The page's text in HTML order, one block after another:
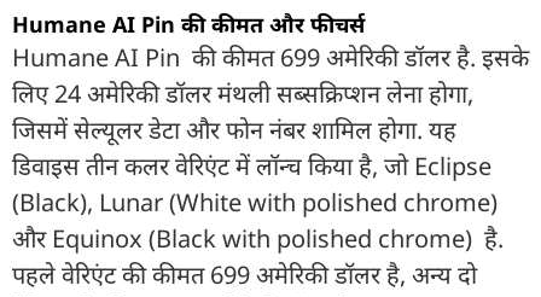
Humane AI Pin की कीमत और फीचर्स
Humane AI Pin की कीमत 699 अमेरिकी डॉलर है. इसके
लिए 24 अमेरिकी डॉलर मंथली सब्सक्रिप्शन लेना होगा,
जिसमें सेल्यूलर डेटा और फोन नंबर शामिल होगा. यह
डिवाइस तीन कलर वेरिएंट में लॉन्च किया है, जो Eclipse
(Black), Lunar (White with polished chrome)
और Equinox (Black with polished chrome) है.
पहले वेरिएंट की कीमत 699 अमेरिकी डॉलर है, अन्य दो